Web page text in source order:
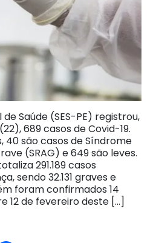
Saúde (SES-PE) registrou,
689 casos de Covid-19.
40 são casos de Síndrome
(SRAG) e 649 são leves.
291.189 casos
sendo 32.131 graves e
foram confirmados 14
12 de fevereiro deste […]